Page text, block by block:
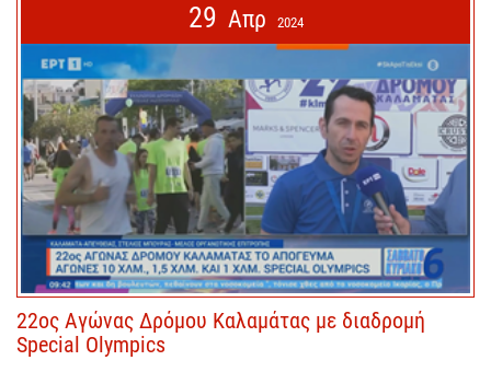
29 Απρ 2024
22ος Αγώνας Δρόμου Καλαμάτας με διαδρομή
Special Olympics